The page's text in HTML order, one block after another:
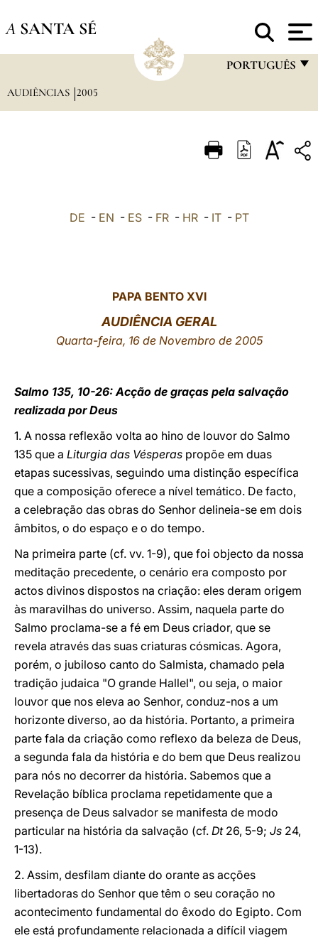
A SANTA SÉ
PORTUGUÊS
ITALIANO
LATINE
AUDIÊNCIAS 2005
DE - EN - ES- FR- HR- IT- PT
PAPA BENTO XVI
AUDIÊNCIA GERAL
Quarta-feira, 16 de Novembro de 2005
Salmo 135, 10-26: Acção de graças pela salvação
realizada por Deus
1. A nossa reflexão volta ao hino de louvor do Salmo
135 que a Liturgia das Vésperas propõe em duas
etapas sucessivas, seguindo uma distinção específica
que a composição oferece a nível temático. De facto,
a celebração das obras do Senhor delineia-se em dois
âmbitos, o do espaço e o do tempo.
Na primeira parte (cf. vv. 1-9), que foi objecto da nossa
meditação precedente, o cenário era composto por
actos divinos dispostos na criação: eles deram origem
às maravilhas do universo. Assim, naquela parte do
Salmo proclama-se a fé em Deus criador, que se
revela através das suas criaturas cósmicas. Agora,
porém, o jubiloso canto do Salmista, chamado pela
tradição judaica "O grande Hallel", ou seja, o maior
louvor que nos eleva ao Senhor, conduz-nos a um
horizonte diverso, ao da história. Portanto, a primeira
parte fala da criação como reflexo da beleza de Deus,
a segunda fala da história e do bem que Deus realizou
para nós no decorrer da história. Sabemos que a
Revelação bíblica proclama repetidamente que a
presença de Deus salvador se manifesta de modo
particular na história da salvação (cf. Dt26, 5-9; Js 24,
1-13).
2. Assim, desfilam diante do orante as acções
libertadoras do Senhor que têm o seu coração no
acontecimento fundamental do êxodo do Egipto. Com
ele está profundamente relacionada a difícil viagem